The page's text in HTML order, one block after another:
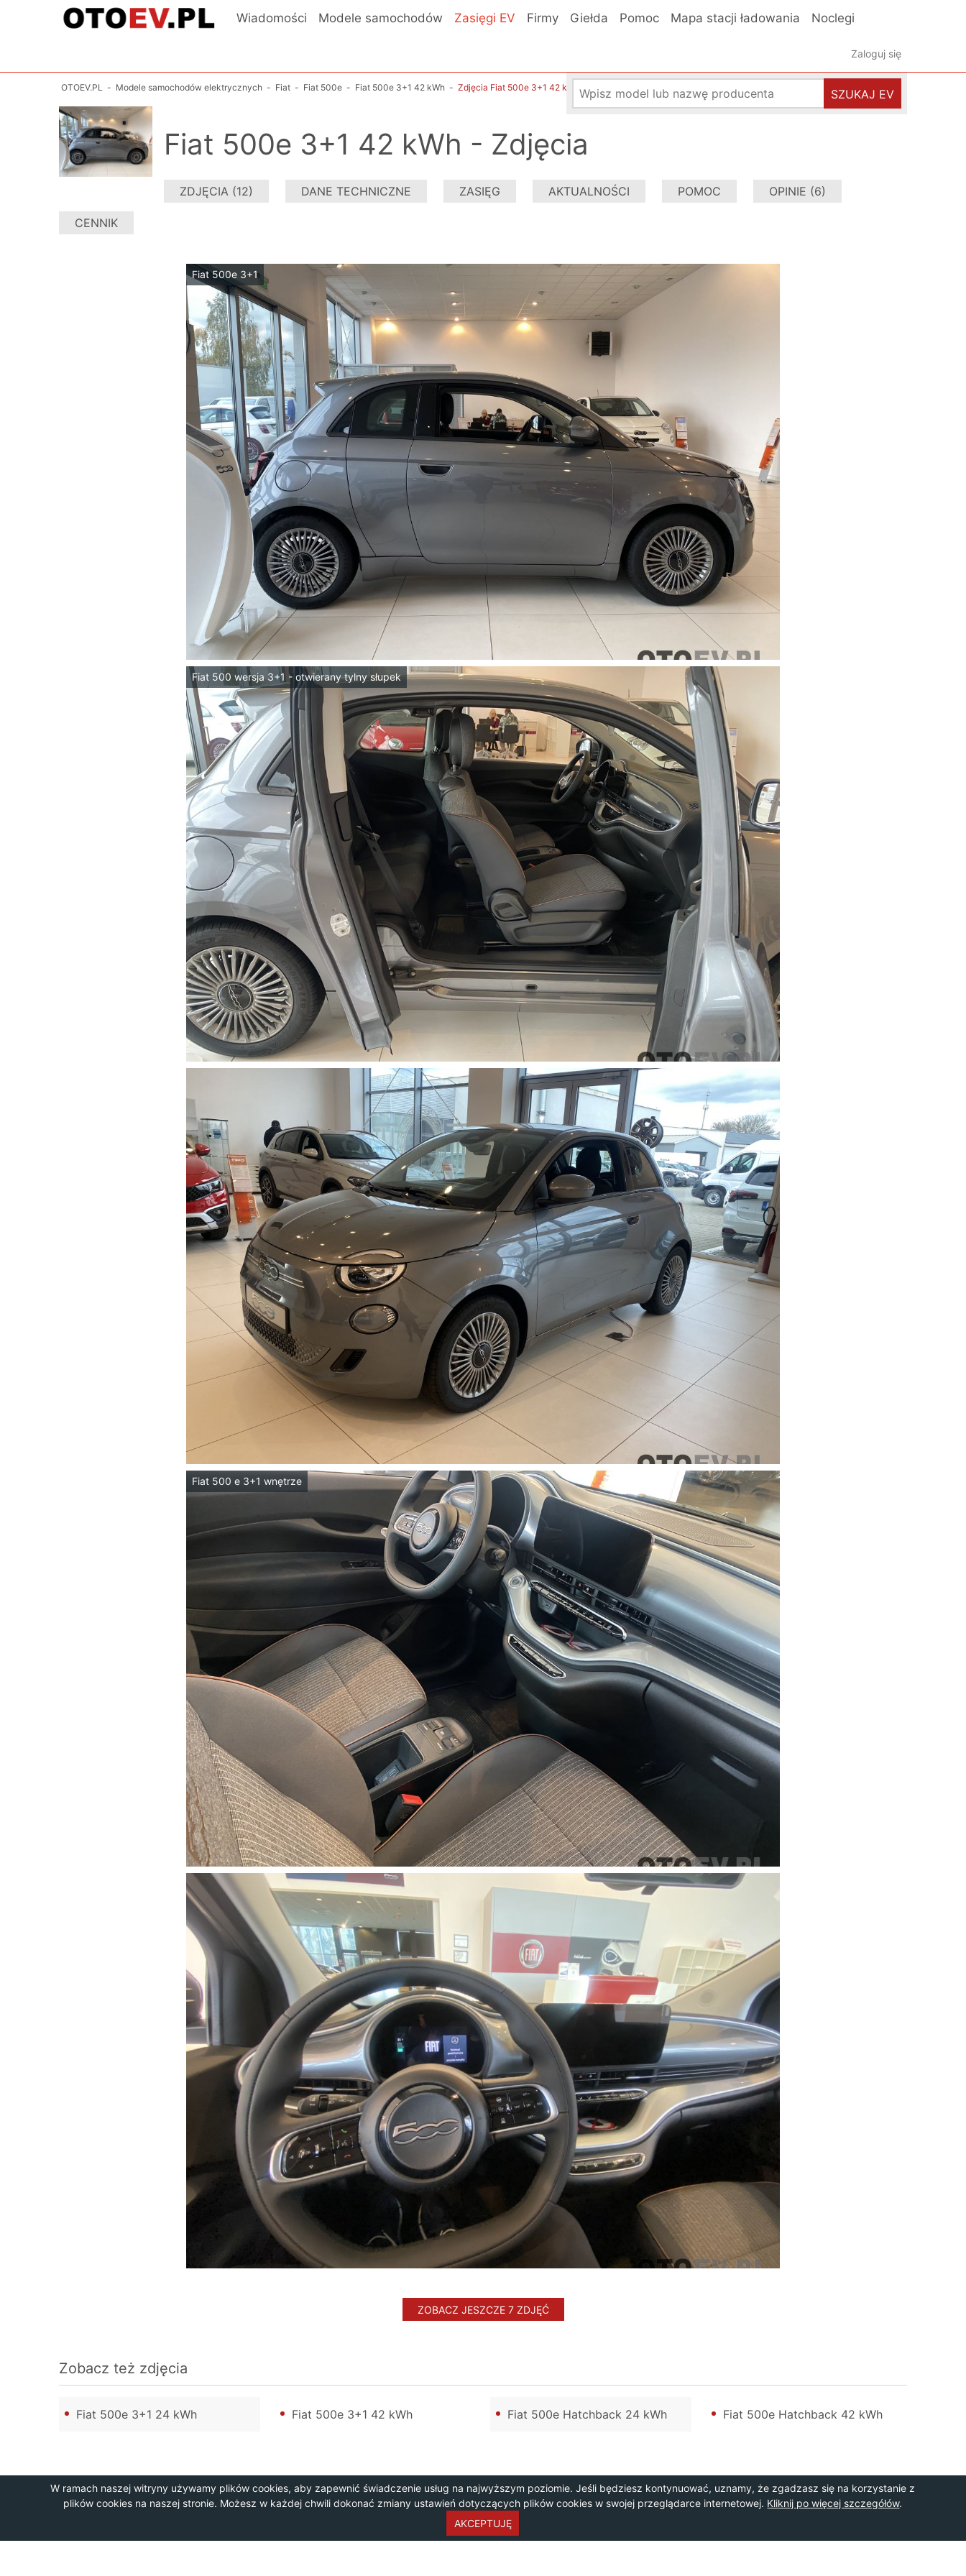
W ramach naszej witryny używamy plików cookies, aby zapewnić świadczenie usług na najwyższym poziomie. Jeśli będziesz kontynuować, uznamy, że zgadzasz się na korzystanie z
plików cookies na naszej stronie. Możesz w każdej chwili dokonać zmiany ustawień dotyczących plików cookies w swojej przeglądarce internetowej. Kliknij po więcej szczegółów.
AKCEPTUJĘ
Wiadomości Modele samochodów Zasięgi EV Firmy Giełda Pomoc Mapa stacji ładowania Noclegi
Zaloguj się
SZUKAJ EV
OTOEV.PL - Modele samochodów elektrycznych - Fiat - Fiat 500e - Fiat 500e 3+1 42 kWh - Zdjęcia Fiat 500e 3+1 42 kWh
Fiat 500e 3+1 42 kWh - Zdjęcia
ZDJĘCIA (12) DANE TECHNICZNE ZASIĘG AKTUALNOŚCI POMOC OPINIE (6)
CENNIK
Fiat 500e 3+1
Fiat 500 wersja 3+1 - otwierany tylny słupek
Fiat 500 e 3+1 wnętrze
ZOBACZ JESZCZE 7 ZDJĘĆ
Zobacz też zdjęcia
Fiat 500e 3+1 24 kWh Fiat 500e 3+1 42 kWh Fiat 500e Hatchback 24 kWh Fiat 500e Hatchback 42 kWh